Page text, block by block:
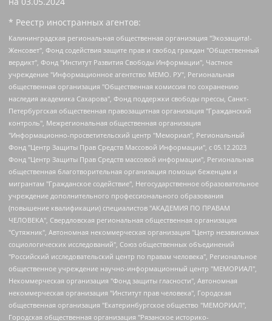
* Реестр иностранных агентов:
Калининградская региональная общественная организация "Экозащита!-Женсовет", Фонд содействия защите прав и свобод граждан "Общественный вердикт", Фонд "Институт Развития Свободы Информации", Частное учреждение "Информационное агентство МЕМО. РУ", Региональная общественная организация "Общественная комиссия по сохранению наследия академика Сахарова", Фонд поддержки свободы прессы, Санкт-Петербургская общественная правозащитная организация "Гражданский контроль", Межрегиональная общественная организация "Информационно-просветительский центр "Мемориал", Региональный Фонд "Центр Защиты Прав Средств Массовой Информации", с 05.12.2023 Фонд "Центр Защиты Прав Средств массовой информации", Региональная общественная благотворительная организация помощи беженцам и мигрантам "Гражданское содействие", Негосударственное образовательное учреждение дополнительного профессионального образования (повышение квалификации) специалистов "АКАДЕМИЯ ПО ПРАВАМ ЧЕЛОВЕКА", Свердловская региональная общественная организация "Сутяжник", Автономная некоммерческая организация "Центр независимых социологических исследований", Союз общественных объединений "Российский исследовательский центр по правам человека", Региональное общественное учреждение научно-информационный центр "МЕМОРИАЛ", Некоммерческая организация "Фонд защиты гласности", Автономная некоммерческая организация "Институт прав человека", Городская общественная организация "Екатеринбургское общество "МЕМОРИАЛ", Городская общественная организация "Рязанское историко-просветительское и правозащитное общество "Мемориал" (Рязанский Мемориал), Челябинский региональный орган общественной самодеятельности – женское общественное объединение "Женщины Евразии", Челябинский региональный орган общественной самодеятельности "Уральская правозащитная группа", Фонд содействия защите здоровья и социальной справедливости имени Андрея Рылькова, Автономная Некоммерческая Организация "Аналитический Центр Юрия Левады", Автономная некоммерческая организация социальной поддержки населения "Проект Апрель", Региональная общественная организация помощи женщинам и детям, находящимся в кризисной ситуации "Информационно-методический центр "Анна", Фонд содействия развитию массовых коммуникаций и правовому просвещению "Так-так-Так", Фонд содействия устойчивому развитию "Серебряная тайга", Свердловский региональный общественный фонд социальных проектов "Новое время", "Idel.Реалии", Кавказ.Реалии, Крым.Реалии, Телеканал Настоящее Время, Татаро-башкирская служба Радио Свобода (Azatliq Radiosi), Радио Свободная Европа/Радио Свобода (PCE/PC), "Сибирь.Реалии", "Фактограф", Благотворительный фонд помощи осужденным и их семьям, Автономная некоммерческая организация "Институт глобализации и социальных движений", Фонд "В защиту прав заключенных", Частное учреждение "Центр поддержки и содействия развитию средств массовой информации", Пензенский региональный общественный благотворительный фонд "Гражданский союз", "Север.Реалии", Некоммерческая организация Фонд "Правовая инициатива", Общество с ограниченной ответственностью "Радио Свободная Европа/Радио Свобода", Чешское информационное агентство "MEDIUM-ORIENT", Красноярская региональная общественная организация "Мы против СПИДа", Камалягин Денис Николаевич, Маркелов Сергей Евгеньевич, Пономарев Лев Александрович, Савицкая Людмила Алексеевна, Автономная некоммерческая организация "Центр по работе с проблемой насилия "НАСИЛИЮ.НЕТ", Межрегиональный профессиональный союз работников здравоохранения "Альянс врачей", Юридическое лицо, зарегистрированное в Латвийской Республике, SIA "Medusa Project" (регистрационный номер 40103797863, дата регистрации 10.06.2014), Некоммерческая организация "Фонд по борьбе с коррупцией", Автономная некоммерческая организация "Институт права и публичной политики", Баданин Роман Сергеевич, Гликин Максим Александрович, Железнова Мария Михайловна, Лукьянова Юлия Сергеевна, Маетная Елизавета Витальевна, Маняхин Петр Борисович, Чуракова Ольга Владимировна, Ярош Юлия Петровна, Юридическое лицо "The Insider SIA", зарегистрированное в Риге, Латвийская Республика (дата регистрации 26.06.2015), являющееся администратором доменного имени интернет-издания "The Insider SIA", https://theins.ru, Постернак Алексей Евгеньевич, Рубин Михаил Аркадьевич, Анин Роман Александрович, Юридическое лицо Istories fonds, зарегистрированное в Латвийской Республике (регистрационный номер 50008295751, дата регистрации 24.02.2020), Великовский Дмитрий Александрович, Долинина Ирина Николаевна, Мароховская Алеся Алексеевна, Шлейнов Роман Юрьевич, Шмагун Олеся Валентиновна, Общество с ограниченной ответственностью "Альтаир 2021", Общество с ограниченной ответственностью "Вега 2021", Общество с ограниченной ответственностью "Главный редактор 2021", Общество с ограниченной ответственностью "Ромашки монолит", Важенков Артем Валерьевич, Ивановская областная общественная организация "Центр гендерных исследований", Гурман Юрий Альбертович, Медиапроект "ОВД-Инфо", Егоров Владимир Владимирович, Жилинский Владимир Александрович, Общество с ограниченной ответственностью "ЗП", Иванова София Юрьевна, Карезина Инна Павловна, Кильтау Екатерина Викторовна, Петров Алексей Викторович, Пискунов Сергей Евгеньевич, Смирнов Сергей Сергеевич, Тихонов Михаил Сергеевич, Общество с ограниченной ответственностью "ЖУРНАЛИСТ-ИНОСТРАННЫЙ АГЕНТ", Арапова Галина Юрьевна, Вольтская Татьяна Анатольевна, Американская компания "Mason G.E.S. Anonymous Foundation" (США), являющаяся владельцем интернет-издания https://mnews.world/, Компания "Stichting Bellingcat", зарегистрированная в Нидерландах (дата регистрации 11.07.2018), Захаров Андрей Вячеславович, Клепиковская Екатерина Дмитриевна, Общество с ограниченной ответственностью "МЕМО", Перл Роман Александрович, Симонов Евгений Алексеевич, Соловьева Елена Анатольевна, Сотников Даниил Владимирович, Сурначева Елизавета Дмитриевна, Автономная некоммерческая организация по защите прав человека и информированию населения "Якутия – Наше Мнение", Общество с ограниченной ответственностью "Москоу диджитал медиа", с 26.01.2023 Общество с ограниченной ответственностью "Чайка Белые сады", Ветошкина Валерия Валерьевна, Заговора Максим Александрович, Межрегиональное общественное движение "Российская ЛГБТ - сеть", Оленичев Максим Владимирович, Павлов Иван Юрьевич, Скворцова Елена Сергеевна, Общество с ограниченной ответственностью "Как бы инагент", Кочетков Игорь Викторович, Общество с ограниченной ответственностью "Честные выборы", Еланчик Олег Александрович, Общество с ограниченной ответственностью "Нобелевский призыв", Гималова Регина Эмилевна, Григорьев Андрей Валерьевич, Григорьева Алина Александровна, Ассоциация по содействию защите прав призывников, альтернативнослужащих и военнослужащих "Правозащитная группа "Гражданин.Армия.Право", Хисамова Регина Фаритовна, Автономная некоммерческая организация по реализации социально-правовых программ "Лилит", Дальневосточное общественное движение "Маяк", Санкт-Петербургская ЛГБТ-инициативная группа "Выход", Инициативная группа ЛГБТ+ "Реверс", Алексеев Андрей Викторович, Бекбулатова Таисия Львовна, Беляев Иван Михайлович, Владыкина Елена Сергеевна, Гельман Марат Александрович, Никульшина Вероника Юрьевна, Толоконникова Надежда Андреевна, Шендерович Виктор Анатольевич, Общество с ограниченной ответственностью "Данное сообщение", Общество с ограниченной ответственностью Издательский дом "Новая глава", Айнбиндер Александра Александровна, Московский комьюнити-центр для ЛГБТ+инициатив, Благотворительный фонд развития филантропии, Deutsche Welle (Германия, Kurt-Schumacher-Strasse 3, 53113 Bonn), Борзунова Мария Михайловна, Воробьев Виктор Викторович, Голубева Анна Львовна, Константинова Алла Михайловна, Малкова Ирина Владимировна, Мурадов Мурад Абдулгалимович, Осетинская Елизавета Николаевна, Понасенков Евгений Николаевич, Ганапольский Матвей Юрьевич, Киселев Евгений Алексеевич, Борухович Ирина Григорьевна, Дремин Иван Тимофеевич, Дубровский Дмитрий Викторович, Красноярская региональная общественная организация поддержки и развития альтернативных образовательных технологий и межкультурных коммуникаций "ИНТЕРРА", Маяковская Екатерина Алексеевна, Фейгин Марк Захарович, Филимонов Андрей Викторович, Дзугкоева Регина Николаевна, Доброхотов Роман Александрович, Дудь Юрий Александрович, Елкин Сергей Владимирович, Кругликов Кирилл Игоревич, Сабунаева Мария Леонидовна, Семенов Алексей Владимирович, Шаинян Карен Багратович, Шульман Екатерина Михайловна, Асафьев Артур Валерьевич, Вахштайн Виктор Семенович, Венедиктов Алексей Алексеевич, Лушникова Екатерина Евгеньевна, Волков Леонид Михайлович, Невзоров Александр Глебович, Пархоменко Сергей Борисович, Сироткин Ярослав Николаевич, Кара-Мурза Владимир Владимирович, Баранова Наталья Владимировна, Гозман Леонид Яковлевич, Кагарлицкий Борис Юльевич, Климарев Михаил Валерьевич, Милов Владимир Станиславович, Автономная некоммерческая организация Краснодарский центр современного искусства "Типография", Моргенштерн Алишер Тагирович, Соболь Любовь Эдуардовна, Общество с ограниченной ответственностью "ЛИЗА НОРМ", Каспаров Гарри Кимович, Ходорковский Михаил Борисович, Общество с ограниченной ответственностью "Апрельские тезисы", Данилович Ирина Брониславовна, Кашин Олег Владимирович, Петров Николай Владимирович, Пивоваров Алексей Владимирович, Соколов Михаил Владимирович, Цветкова Юлия Владимировна, Чичваркин Евгений Александрович, Комитет против пыток/Команда против пыток, Общество с ограниченной ответственностью "Первый научный", Общество с ограниченной ответственностью "Вертолет и ко", Белоцерковская Вероника Борисовна, Кац Максим Евгеньевич, Лазарева Татьяна Юрьевна, Шаведдинов Руслан Табризович, Яшин Илья Валерьевич, Общество с ограниченной ответственностью "Иноагент ААВ", Алешковский Дмитрий Петрович, Альбац Евгения Марковна, Быков Дмитрий Львович, Галямина Юлия Евгеньевна, Лойко Сергей Леонидович, Мартынов Кирилл Константинович, Медведев Сергей Александрович, Крашенинников Федор Геннадиевич, Гордеева Катерина Вл